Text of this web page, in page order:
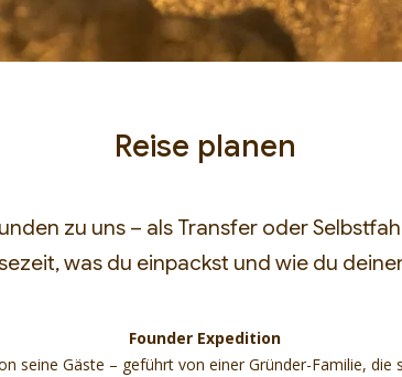
Reise planen
zu uns – als Transfer oder
was du einpackst und wie du
Founder Expedition
seine Gäste – geführt von einer Gründer-Familie, die
Eröffnung
Herbst 2026 – vergeben
dabei
Weiter zu